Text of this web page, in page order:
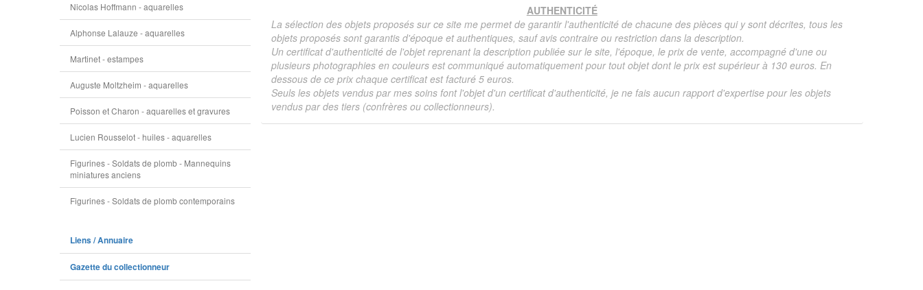
Nicolas Hoffmann - aquarelles
Alphonse Lalauze - aquarelles
Martinet - estampes
Auguste Moltzheim - aquarelles
Poisson et Charon - aquarelles et gravures
Lucien Rousselot - huiles - aquarelles
Figurines - Soldats de plomb - Mannequins
miniatures anciens
Figurines - Soldats de plomb contemporains
Liens / Annuaire
Gazette du collectionneur
AUTHENTICITÉ
La sélection des objets proposés sur ce site me permet de garantir l'authenticité de chacune des pièces qui y sont décrites, tous les
objets proposés sont garantis d'époque et authentiques, sauf avis contraire ou restriction dans la description.
Un certificat d'authenticité de l'objet reprenant la description publiée sur le site, l'époque, le prix de vente, accompagné d'une ou
plusieurs photographies en couleurs est communiqué automatiquement pour tout objet dont le prix est supérieur à 130 euros. En
dessous de ce prix chaque certificat est facturé 5 euros.
Seuls les objets vendus par mes soins font l'objet d'un certificat d'authenticité, je ne fais aucun rapport d'expertise pour les objets
vendus par des tiers (confrères ou collectionneurs).